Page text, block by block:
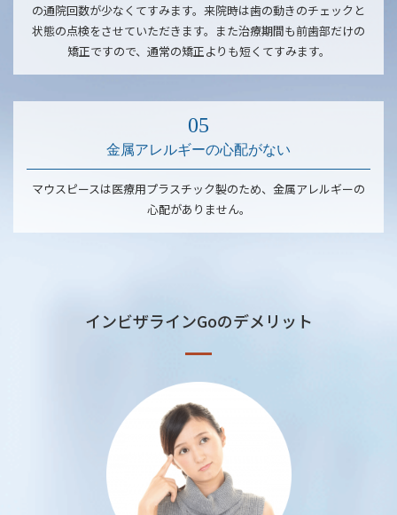
の通院回数が少なくてすみます。来院時は歯の動きのチェックと
状態の点検をさせていただきます。また治療期間も前歯部だけの
矯正ですので、通常の矯正よりも短くてすみます。
金属アレルギーの心配がない
マウスピースは医療用プラスチック製のため、金属アレルギーの
心配がありません。
インビザラインGoのデメリット